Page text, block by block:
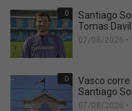
0
Santiago
Tomas
07/08/2026 •
0
Vasco
Santiago
07/08/2026 •